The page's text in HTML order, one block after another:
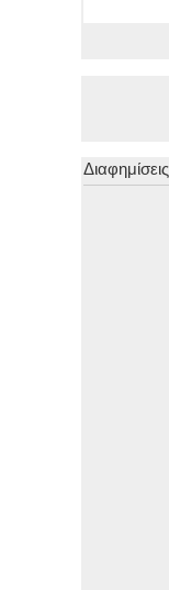
Διαφημίσεις